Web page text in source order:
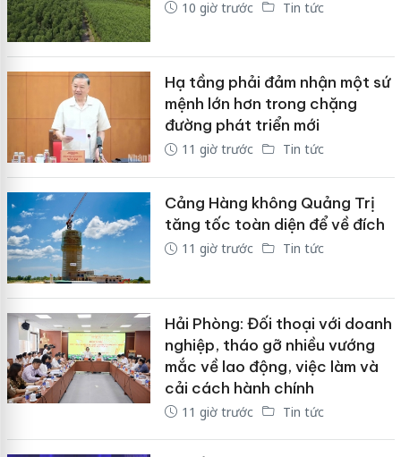
10 giờ trước Tin tức
Hạ tầng phải đảm nhận một sứ
mệnh lớn hơn trong chặng
đường phát triển mới
11 giờ trước Tin tức
Cảng Hàng không Quảng Trị
tăng tốc toàn diện để về đích
11 giờ trước Tin tức
Hải Phòng: Đối thoại với doanh
nghiệp, tháo gỡ nhiều vướng
mắc về lao động, việc làm và
cải cách hành chính
11 giờ trước Tin tức